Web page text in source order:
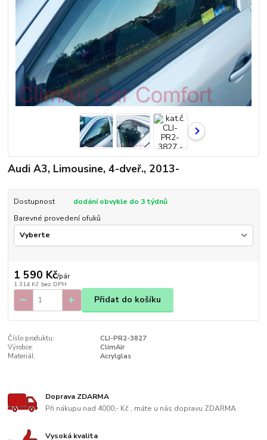
Audi A3, Limousine, 4-dveř., 2013-
Dostupnost
dodání obvykle do 3 týdnů
Barevné provedení ofuků
1 590 Kč/pár
1 314 Kč bez DPH
Přidat do košíku
Číslo produktu:
CLI-PR2-3827
Výrobce:
ClimAir
Materiál:
Acrylglas
Doprava ZDARMA
Při nákupu nad 4000,- Kč , máte u nás dopravu ZDARMA
Vysoká kvalita